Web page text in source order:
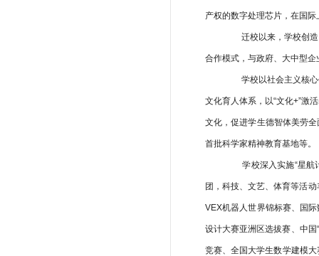
产权的数字处理芯片，在国
迁校以来，学校创造
合作模式，与政府、大中型
学校以社会主义核心
文化育人体系，以“文化+”激
文化，促进学生德智体美劳
首批科学家精神教育基地等。
学校深入实施“星航计
团，科技、文艺、体育等活动
VEX机器人世界锦标赛、国
设计大赛亚洲区选拔赛、中国
竞赛、全国大学生数学建模